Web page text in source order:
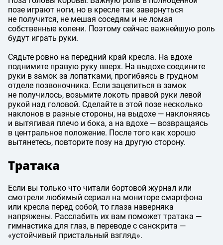
позе играют ноги, но в кресле так завернуться
не получится, не мешая соседям и не ломая
собственные колени. Поэтому сейчас важнейшую роль
будут играть руки.
Сядьте ровно на передний край кресла. На вдохе
поднимите правую руку вверх. На выдохе соедините
руки в замок за лопатками, прогибаясь в грудном
отделе позвоночника. Если зацепиться в замок
не получилось, возьмите локоть правой руки левой
рукой над головой. Сделайте в этой позе несколько
наклонов в разные стороны, на выдохе — наклоняясь
и вытягивая плечо и бока, а на вдохе — возвращаясь
в центральное положение. После того как хорошо
вытянетесь, повторите позу на другую сторону.
Тратака
Если вы только что читали бортовой журнал или
смотрели любимый сериал на мониторе смартфона
или кресла перед собой, то глаза наверняка
напряжены. Расслабить их вам поможет тратака —
гимнастика для глаз, в переводе с санскрита —
«устойчивый пристальный взгляд».